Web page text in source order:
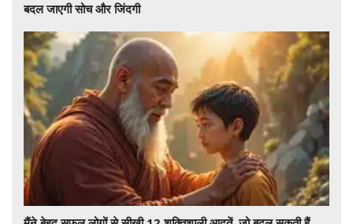
बदल जाएगी सोच और जिंदगी